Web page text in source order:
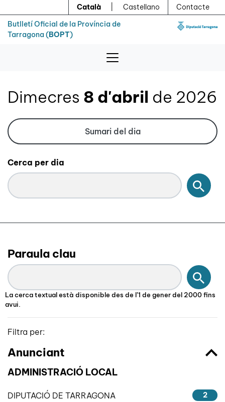
Català Castellano
Contacte
Butlletí Oficial de la Província de
Tarragona (BOPT)
Dimecres 8 d'abril de 2026
Sumari del dia
Cerca per dia
Paraula clau
La cerca textual està disponible des de l’1 de gener del 2000 fins
avui.
Filtra per:
Anunciant
ADMINISTRACIÓ LOCAL
DIPUTACIÓ DE TARRAGONA 2